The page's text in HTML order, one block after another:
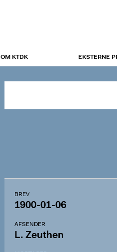
OM KTDK EKSTERNE
BREV
1900-01-06
AFSENDER
L. Zeuthen